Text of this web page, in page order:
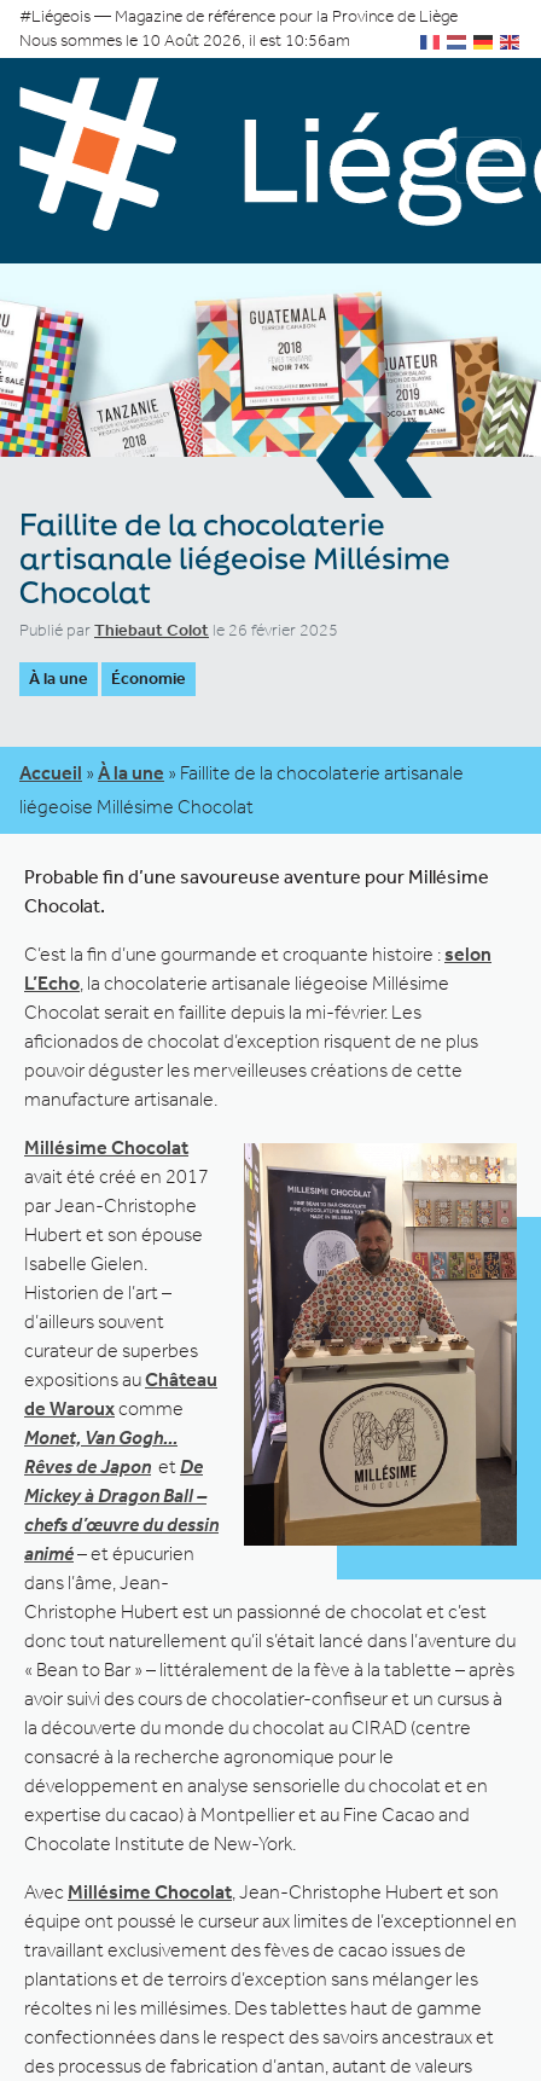
#Liégeois — Magazine de référence pour la Province de Liège
Nous sommes le 10 Août 2026, il est 10:56am
«
Faillite de la chocolaterie
artisanale liégeoise Millésime
Chocolat
Publié parThiebaut Colot le 26 février 2025
À la une Économie
Accueil » À la une » Faillite de la chocolaterie artisanale
liégeoise Millésime Chocolat
Probable fin d’une savoureuse aventure pour Millésime
Chocolat.
C’est la fin d’une gourmande et croquante histoire :selon
L’Echo , la chocolaterie artisanale liégeoise Millésime
Chocolat serait en faillite depuis la mi-février. Les
aficionados de chocolat d’exception risquent de ne plus
pouvoir déguster les merveilleuses créations de cette
manufacture artisanale.
Millésime Chocolat
avait été créé en 2017
par Jean-Christophe
Hubert et son épouse
Isabelle Gielen.
Historien de l’art –
d’ailleurs souvent
curateur de superbes
expositions auChâteau
de Warouxcomme
Monet, Van Gogh…
Rêves de Japon etDe
Mickey à Dragon Ball –
chefs d’œuvre du dessin
animé– et épucurien
dans l’âme, Jean-
Christophe Hubert est un passionné de chocolat et c’est
donc tout naturellement qu’il s’était lancé dans l’aventure du
« Bean to Bar » – littéralement de la fève à la tablette – après
avoir suivi des cours de chocolatier-confiseur et un cursus à
la découverte du monde du chocolat au CIRAD (centre
consacré à la recherche agronomique pour le
développement en analyse sensorielle du chocolat et en
expertise du cacao) à Montpellier et au Fine Cacao and
Chocolate Institute de New-York.
Avec Millésime Chocolat , Jean-Christophe Hubert et son
équipe ont poussé le curseur aux limites de l’exceptionnel en
travaillant exclusivement des fèves de cacao issues de
plantations et de terroirs d’exception sans mélanger les
récoltes ni les millésimes. Des tablettes haut de gamme
confectionnées dans le respect des savoirs ancestraux et
des processus de fabrication d’antan, autant de valeurs